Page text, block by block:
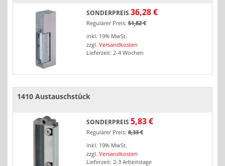
SONDERPREIS 36,28 €
Regulärer Preis: 51,82 €
inkl. 19% MwSt.
zzgl. Versandkosten
Lieferzeit: 2-4 Wochen
1410 Austauschstück
SONDERPREIS 5,83 €
Regulärer Preis: 8,33 €
inkl. 19% MwSt.
zzgl. Versandkosten
Lieferzeit: 2-3 Arbeitstage